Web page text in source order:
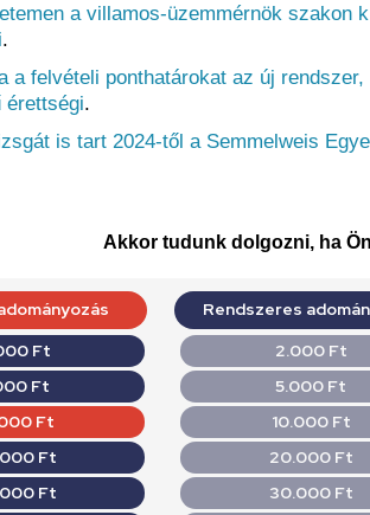
a villamos-üzemmérnök szakon
.
a felvételi ponthatárokat az új
érettségi.
is tart 2024-től a Semmelweis
Akkor tudunk dolgozni, ha